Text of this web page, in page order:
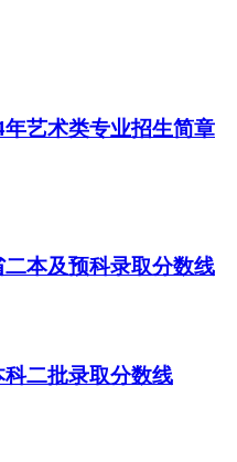
年艺术类专业招生简章
本及预科录取分数线
二批录取分数线